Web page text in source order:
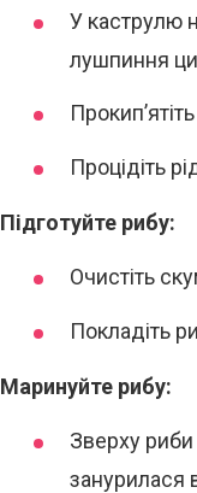
У каструлю
лушпиння
Процідіть
Підготуйте рибу:
Очистіть
Покладіть
Маринуйте рибу:
Зверху
занурилася